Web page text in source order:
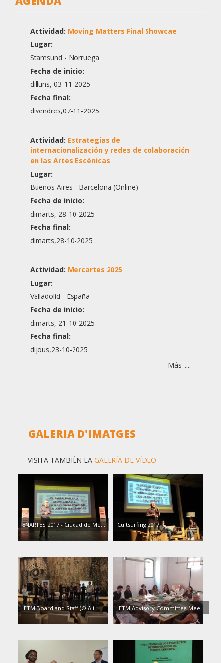
Actividad: Moving Matters Final Showcae
Lugar:
Stamsund - Norruega
Fecha de inicio:
dilluns, 03-11-2025
Fecha final:
divendres,07-11-2025
Actividad: Estrategias de
internacionalización y redes de colaboración
en las Artes Escénicas
Lugar:
Buenos Aires - Barcelona (Online)
Fecha de inicio:
dimarts, 28-10-2025
Fecha final:
dimarts,28-10-2025
Actividad: Mercartes 2025
Lugar:
Valladolid - España
Fecha de inicio:
dimarts, 21-10-2025
Fecha final:
dijous,23-10-2025
Más .....
GALERIA D'IMATGES
VISITA TAMBIÉN LA GALERÍA DE VÍDEO
ENARTES 2017 - Ciudad de Mé… Cultsurfing 2017
IETM Board and Staff (© Ali… IETM Advisory Committee Mee…